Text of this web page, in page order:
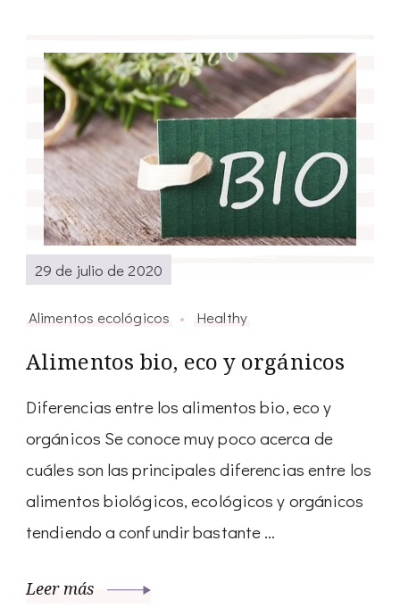
29 de julio de 2020
Alimentos ecológicos Healthy
Alimentos bio, eco y orgánicos
Diferencias entre los alimentos bio, eco y
orgánicos Se conoce muy poco acerca de
cuáles son las principales diferencias entre los
alimentos biológicos, ecológicos y orgánicos
tendiendo a confundir bastante …
Leer más